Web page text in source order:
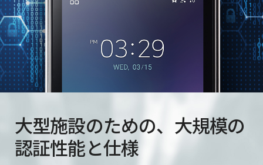
大型施設のための、大規模の
認証性能と仕様